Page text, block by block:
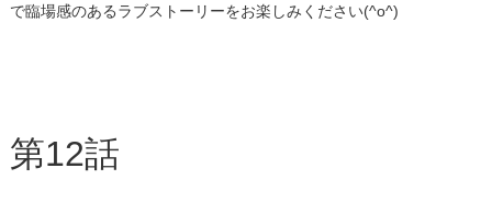
で臨場感のあるラブストーリーをお楽しみください(^o^)
第12話